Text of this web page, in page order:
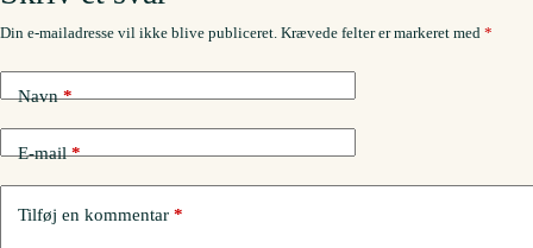
Din e-mailadresse vil ikke blive publiceret. Krævede felter er markeret med *
Navn*
E-mail*
Tilføj en kommentar *